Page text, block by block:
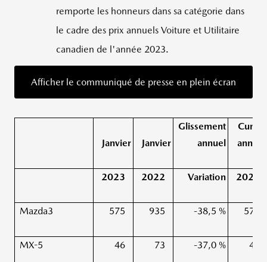
remporte les honneurs dans sa catégorie dans
le cadre des prix annuels Voiture et Utilitaire
canadien de l'année 2023.
Afficher le communiqué de presse en plein écran
Janvier Janvier
Glissement
annuel
Cumul
annuel
2023 2022 Variation 2023
Mazda3 575 935 -38,5 % 575
MX-5 46 73 -37,0 % 46